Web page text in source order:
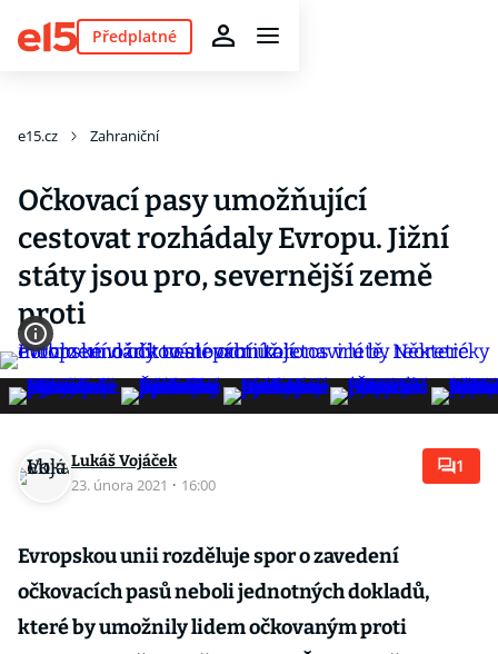
Předplatné
e15.cz Zahraniční
Očkovací pasy umožňující
cestovat rozhádaly Evropu. Jižní
státy jsou pro, severnější země
proti
Lukáš Vojáček
23. února 2021 · 16:00
1
Evropskou unii rozděluje spor o zavedení
očkovacích pasů neboli jednotných dokladů,
které by umožnily lidem očkovaným proti